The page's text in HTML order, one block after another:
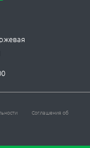
Соглашения об